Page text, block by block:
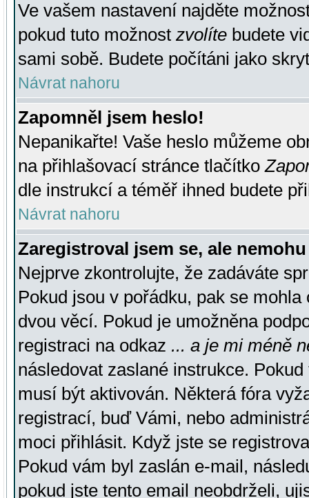
Ve vašem nastavení najděte
pokud tuto možnost zvolíte budete
sami sobě. Budete počítáni jako
Návrat nahoru
Zapomněl jsem heslo!
Nepanikařte! Vaše heslo můžeme
na přihlašovací stránce tlačítko
dle instrukcí a téměř ihned budete
Návrat nahoru
Zaregistroval jsem se, ale
Nejprve zkontrolujte, že zadáváte
Pokud jsou v pořádku, pak se
dvou věcí. Pokud je umožněna
registraci na odkaz ... a je mi méně
následovat zaslané instrukce.
musí být aktivován. Některá fóra
registrací, buď Vámi, nebo
moci přihlásit. Když jste se
Pokud vám byl zaslán e-mail,
pokud jste tento email neobdrželi,